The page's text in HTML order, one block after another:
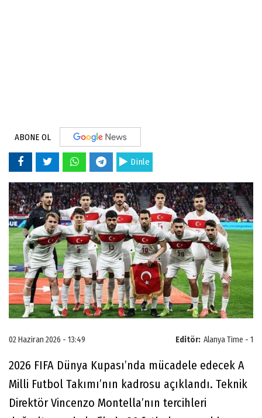
ABONE OL
Dinle
Editör: Alanya Time - 1
02 Haziran 2026 - 13:49
2026 FIFA Dünya Kupası’nda mücadele edecek A
Milli Futbol Takımı’nın kadrosu açıklandı. Teknik
Direktör Vincenzo Montella’nın tercihleri